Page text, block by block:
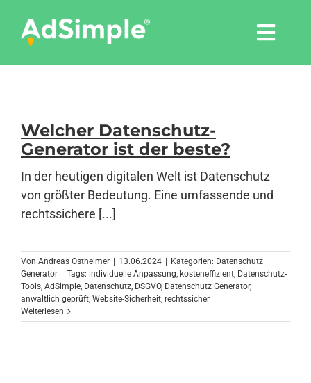
content
Tools
Pressemitteilungen
Shop
Agentur
Blog
Welcher Datenschutz-
Generator ist der beste?
In der heutigen digitalen Welt ist Datenschutz
von größter Bedeutung. Eine umfassende und
rechtssichere [...]
Von Andreas Ostheimer 13.06.2024 Kategorien: Datenschutz
Generator
Tags: individuelle Anpassung, kosteneffizient, Datenschutz-
Tools, AdSimple, Datenschutz, DSGVO, Datenschutz Generator,
anwaltlich geprüft, Website-Sicherheit, rechtssicher
Weiterlesen